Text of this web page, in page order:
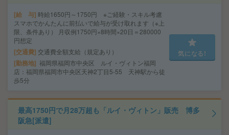
給 与 時給1650円～1750円 ※ご経験・スキル考慮
スマホでかんたんに前払いで給与が受け取れます（※上
限、条件あり） 月収例1750円×8時間×20日＝280000
円想定
交通費 交通費全額支給（規定あり）
勤務地 福岡県福岡市中央区 ルイ・ヴィトン福岡
店：福岡県福岡市中央区天神2丁目5-55 天神駅から徒
歩5分
気になる!
最高1750円で月28万超も「ルイ・ヴィトン」販売 博多
阪急[派遣]